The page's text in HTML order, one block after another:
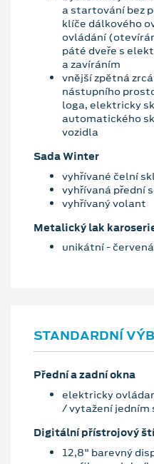
a startování bez
klíče dálkového
ovládání
páté dveře s
a zavíráním
vnější zpětná
nástupního
loga, elektricky
automatického
vozidla
Sada Winter
vyhřívané čelní
vyhřívaná přední
vyhřívaný volant
Metalický lak
unikátní -
STANDARDNÍ
Přední a zadní okna
elektricky
/ vytažení
Digitální přístrojový
12,8" barevný